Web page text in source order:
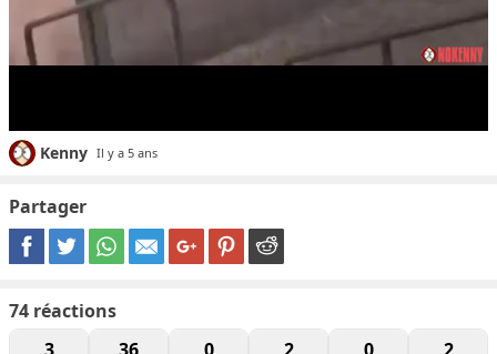
Kenny Il y a 5 ans
Partager
74 réactions